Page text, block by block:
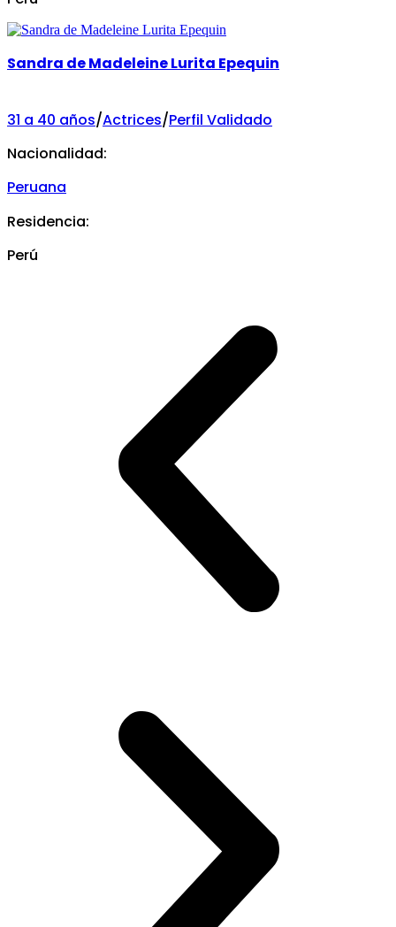
Sandra de Madeleine Lurita Epequin
31 a 40 años/Actrices/Perfil Validado
Nacionalidad:
Peruana
Residencia:
Perú